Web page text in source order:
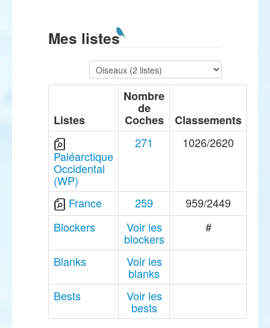
Mes listes
Listes
Nombre
de
Coches Classements
Paléarctique
Occidental
(WP)
271 1026/2620
France 259
959/2449
Blockers
Voir les
blockers
#
Blanks Voir les
blanks
Bests
Voir les
bests